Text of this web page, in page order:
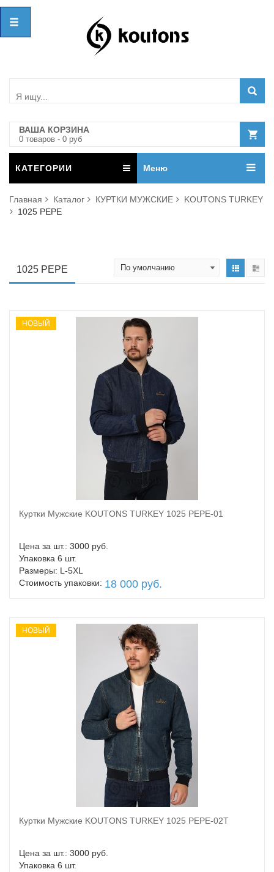
ВАША КОРЗИНА
0 товаров - 0 руб
КАТЕГОРИИ Меню
Главная Каталог КУРТКИ МУЖСКИЕ
KOUTONS TURKEY
1025 PEPE
1025 PEPE
В корзину
НОВЫЙ
Куртки Мужские KOUTONS TURKEY 1025 PEPE-01
Цена за шт.: 3000 руб.
Упаковка 6 шт.
Размеры: L-5XL
Стоимость упаковки: 18 000 руб.
В корзину
НОВЫЙ
Куртки Мужские KOUTONS TURKEY 1025 PEPE-02T
Цена за шт.: 3000 руб.
Упаковка 6 шт.